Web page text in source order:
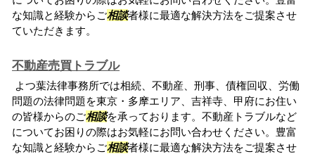
な知識と経験からご相談者様に最適な解決方法をご提案させ
ていただきます。
不動産売買トラブル
よつ葉法律事務所では相続、不動産、刑事、債権回収、労働
問題の法律問題を東京・多摩エリア、吉祥寺、甲府にお住い
の皆様からのご相談を承っております。不動産トラブルなど
についてお困りの際はお気軽にお問い合わせください。豊富
な知識と経験からご相談者様に最適な解決方法をご提案させ